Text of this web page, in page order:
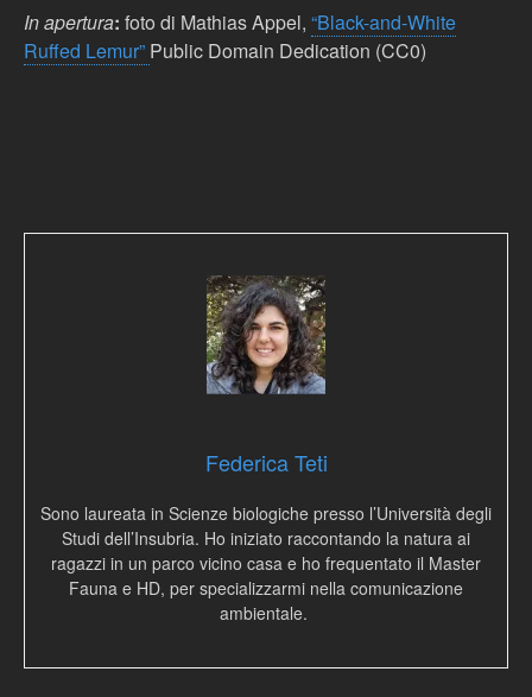
In apertura: foto di Mathias Appel, “Black-and-White
Ruffed Lemur” Public Domain Dedication (CC0)
Federica Teti
Sono laureata in Scienze biologiche presso l’Università degli
Studi dell’Insubria. Ho iniziato raccontando la natura ai
ragazzi in un parco vicino casa e ho frequentato il Master
Fauna e HD, per specializzarmi nella comunicazione
ambientale.